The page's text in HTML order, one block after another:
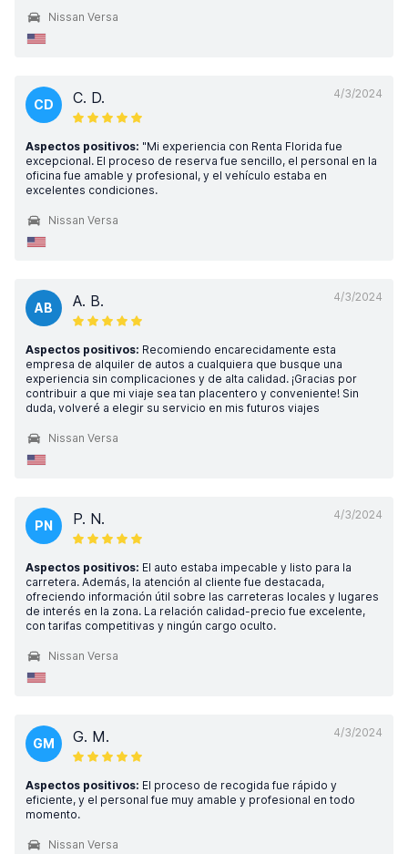
Nissan Versa
4/3/2024
CD C. D.
Aspectos positivos: "Mi experiencia con Renta Florida fue
excepcional. El proceso de reserva fue sencillo, el personal en la
oficina fue amable y profesional, y el vehículo estaba en
excelentes condiciones.
Nissan Versa
4/3/2024
AB A. B.
Aspectos positivos: Recomiendo encarecidamente esta
empresa de alquiler de autos a cualquiera que busque una
experiencia sin complicaciones y de alta calidad. ¡Gracias por
contribuir a que mi viaje sea tan placentero y conveniente! Sin
duda, volveré a elegir su servicio en mis futuros viajes
Nissan Versa
4/3/2024
PN P. N.
Aspectos positivos: El auto estaba impecable y listo para la
carretera. Además, la atención al cliente fue destacada,
ofreciendo información útil sobre las carreteras locales y lugares
de interés en la zona. La relación calidad-precio fue excelente,
con tarifas competitivas y ningún cargo oculto.
Nissan Versa
4/3/2024
GM G. M.
Aspectos positivos: El proceso de recogida fue rápido y
eficiente, y el personal fue muy amable y profesional en todo
momento.
Nissan Versa